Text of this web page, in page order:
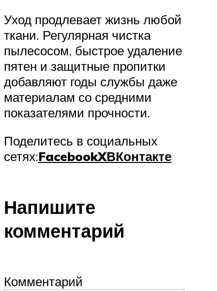
Уход продлевает жизнь любой
ткани. Регулярная чистка
пылесосом, быстрое удаление
пятен и защитные пропитки
добавляют годы службы даже
материалам со средними
показателями прочности.
Поделитесь в социальных
сетях:FacebookXВКонтакте
Напишите
комментарий
Комментарий